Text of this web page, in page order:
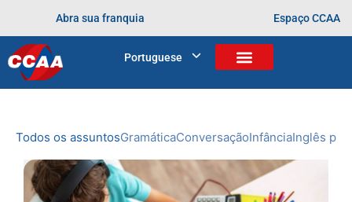
Abra sua franquia Espaço CCAA
Portuguese
Home >
Todos os assuntosGramáticaConversaçãoInfânciaInglês